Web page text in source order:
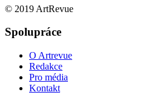
© 2019 ArtRevue
Spolupráce
O Artrevue
Redakce
Pro média
Kontakt